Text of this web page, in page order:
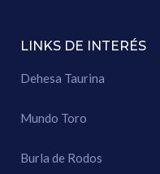
LINKS DE INTERÉS
Dehesa Taurina
Mundo Toro
Burla de Rodos